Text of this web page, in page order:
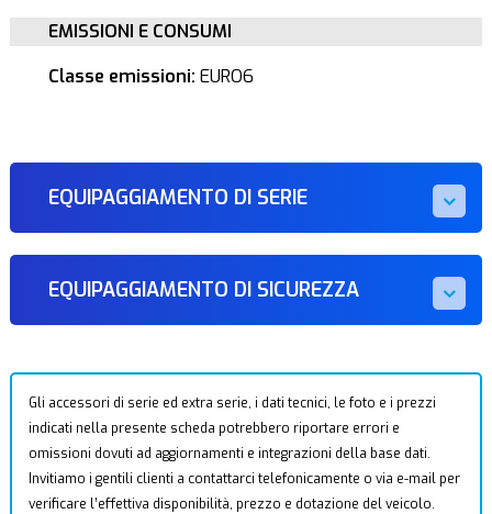
EMISSIONI E CONSUMI
Classe emissioni: EURO6
EQUIPAGGIAMENTO DI SERIE
EQUIPAGGIAMENTO DI SICUREZZA
Gli accessori di serie ed extra serie, i dati tecnici, le foto e i prezzi
indicati nella presente scheda potrebbero riportare errori e
omissioni dovuti ad aggiornamenti e integrazioni della base dati.
Invitiamo i gentili clienti a contattarci telefonicamente o via e-mail per
verificare l’effettiva disponibilità, prezzo e dotazione del veicolo.